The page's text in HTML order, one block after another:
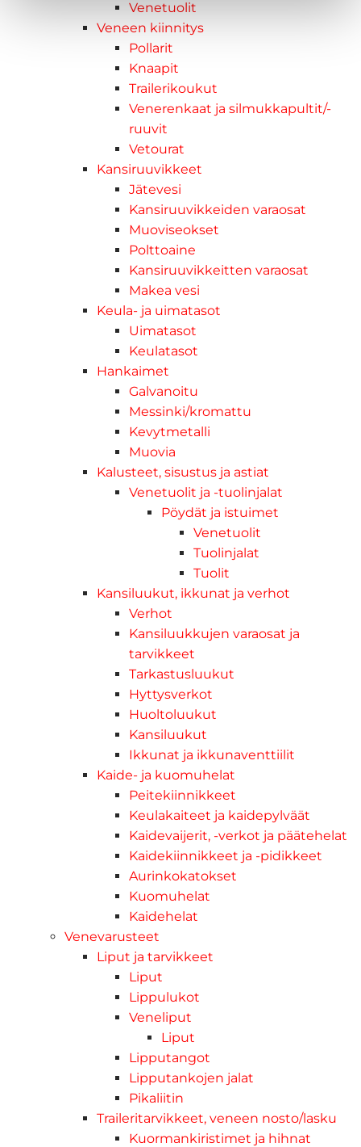
Venetuolit
Veneen kiinnitys
Pollarit
Knaapit
Trailerikoukut
Venerenkaat ja silmukkapultit/-
ruuvit
Vetourat
Kansiruuvikkeet
Jätevesi
Kansiruuvikkeiden varaosat
Muoviseokset
Polttoaine
Kansiruuvikkeitten varaosat
Makea vesi
Keula- ja uimatasot
Uimatasot
Keulatasot
Hankaimet
Galvanoitu
Messinki/kromattu
Kevytmetalli
Muovia
Kalusteet, sisustus ja astiat
Venetuolit ja -tuolinjalat
Pöydät ja istuimet
Venetuolit
Tuolinjalat
Tuolit
Kansiluukut, ikkunat ja verhot
Verhot
Kansiluukkujen varaosat ja
tarvikkeet
Tarkastusluukut
Hyttysverkot
Huoltoluukut
Kansiluukut
Ikkunat ja ikkunaventtiilit
Kaide- ja kuomuhelat
Peitekiinnikkeet
Keulakaiteet ja kaidepylväät
Kaidevaijerit, -verkot ja päätehelat
Kaidekiinnikkeet ja -pidikkeet
Aurinkokatokset
Kuomuhelat
Kaidehelat
Venevarusteet
Liput ja tarvikkeet
Liput
Lippulukot
Veneliput
Liput
Lipputangot
Lipputankojen jalat
Pikaliitin
Traileritarvikkeet, veneen nosto/lasku
Kuormankiristimet ja hihnat